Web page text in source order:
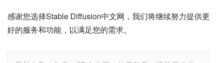
感谢您选择Stable Diffusion中文网，我们将继续努力提供更
好的服务和功能，以满足您的需求。